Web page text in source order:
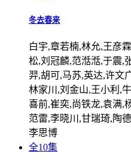
冬去春来
白宇,章若楠,林允,王彦
松,刘冠麟,范湉湉,于震,
羿,胡可,马苏,英达,许文
林家川,刘金山,王小利,
喜前,崔奕,尚铁龙,袁满,
范雷,李晓川,甘瑞琦,陶
李思博
全10集